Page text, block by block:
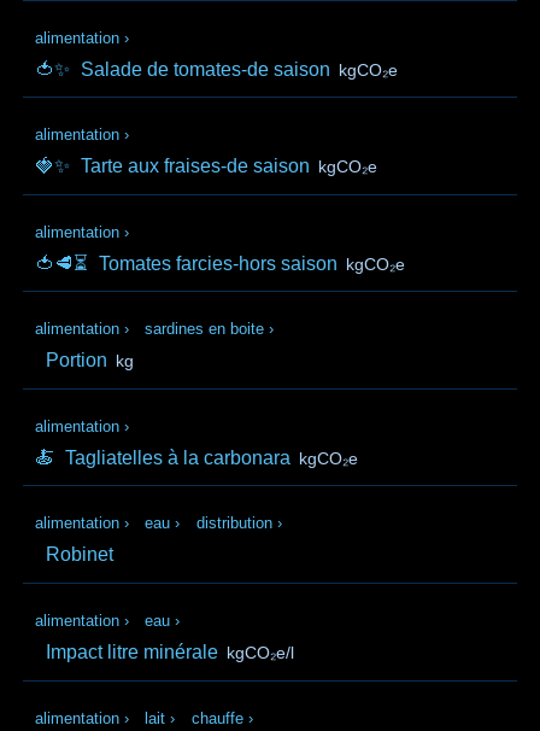
alimentation ›
🍅✨ Salade de tomates-de saison kgCO₂e
alimentation ›
🍓✨ Tarte aux fraises-de saison kgCO₂e
alimentation ›
🍅🥩⏳ Tomates farcies-hors saison kgCO₂e
alimentation › sardines en boite ›
Portion kg
alimentation ›
🍝 Tagliatelles à la carbonara kgCO₂e
alimentation › eau › distribution ›
Robinet
alimentation › eau ›
Impact litre minérale kgCO₂e/l
alimentation › lait › chauffe ›